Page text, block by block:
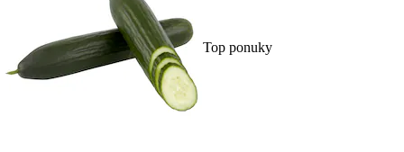
Top ponuky